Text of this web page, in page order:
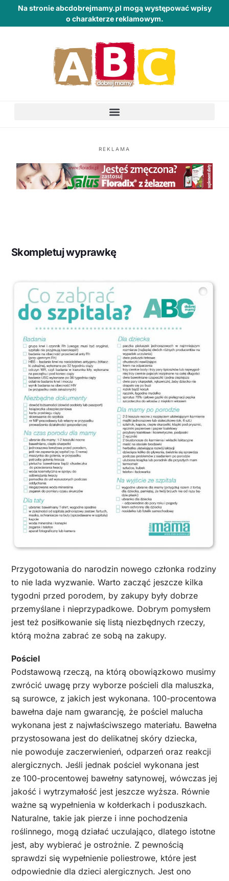
Na stronie abcdobrejmamy.pl mogą występować wpisy
o charakterze reklamowym.
REKLAMA
Skompletuj wyprawkę
Przygotowania do narodzin nowego członka rodziny
to nie lada wyzwanie. Warto zacząć jeszcze kilka
tygodni przed porodem, by zakupy były dobrze
przemyślane i nieprzypadkowe. Dobrym pomysłem
jest też posiłkowanie się listą niezbędnych rzeczy,
którą można zabrać ze sobą na zakupy.
Pościel
Podstawową rzeczą, na którą obowiązkowo musimy
zwrócić uwagę przy wyborze pościeli dla maluszka,
są surowce, z jakich jest wykonana. 100-procentowa
bawełna daje nam gwarancję, że pościel malucha
wykonana jest z najwłaściwszego materiału. Bawełna
przystosowana jest do delikatnej skóry dziecka,
nie powoduje zaczerwienień, odparzeń oraz reakcji
alergicznych. Jeśli jednak pościel wykonana jest
ze 100-procentowej bawełny satynowej, wówczas jej
jakość i wytrzymałość jest jeszcze wyższa. Równie
ważne są wypełnienia w kołderkach i poduszkach.
Naturalne, takie jak pierze i inne pochodzenia
roślinnego, mogą działać uczulająco, dlatego istotne
jest, aby wybierać je ostrożnie. Z pewnością
sprawdzi się wypełnienie poliestrowe, które jest
odpowiednie dla dzieci alergicznych. Jest ono